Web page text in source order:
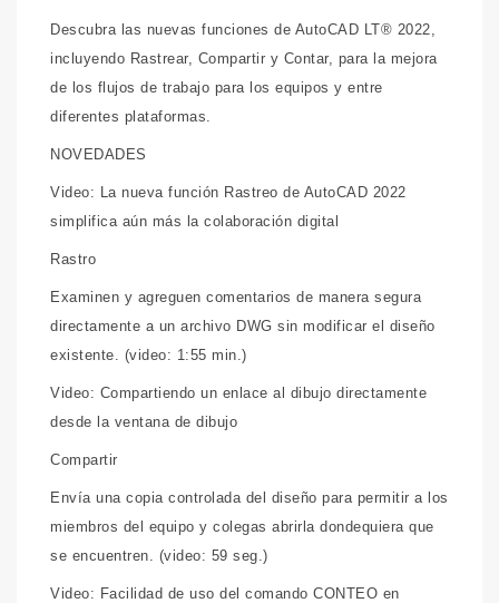
Descubra las nuevas funciones de AutoCAD LT® 2022,
incluyendo Rastrear, Compartir y Contar, para la mejora
de los flujos de trabajo para los equipos y entre
diferentes plataformas.
NOVEDADES
Video: La nueva función Rastreo de AutoCAD 2022
simplifica aún más la colaboración digital
Rastro
Examinen y agreguen comentarios de manera segura
directamente a un archivo DWG sin modificar el diseño
existente. (video: 1:55 min.)
Video: Compartiendo un enlace al dibujo directamente
desde la ventana de dibujo
Compartir
Envía una copia controlada del diseño para permitir a los
miembros del equipo y colegas abrirla dondequiera que
se encuentren. (video: 59 seg.)
Video: Facilidad de uso del comando CONTEO en